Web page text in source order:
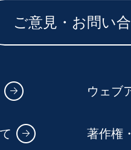
ご意見・お問い
ウェブ
著作権